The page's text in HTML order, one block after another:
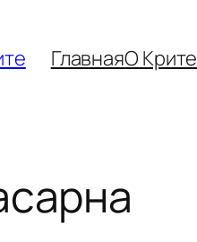
ГлавнаяО Крите